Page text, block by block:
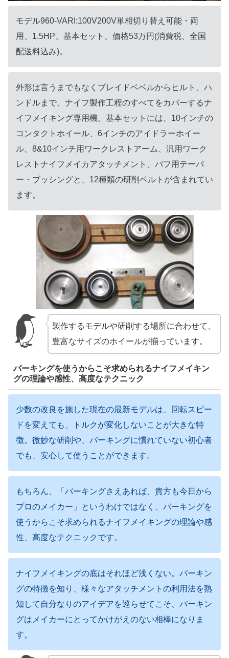
モデル960-VARI:100V200V単相切り替え可能・両
用、1.5HP、基本セット、価格53万円(消費税、全国
配送料込み)。
外形は言うまでもなくブレイドベベルからヒルト、ハ
ンドルまで、ナイフ製作工程のすべてをカバーするナ
イフメイキング専用機。基本セットには、10インチの
コンタクトホイール、6インチのアイドラーホイー
ル、8&10インチ用ワークレストアーム、汎用ワーク
レストナイフメイカアタッチメント、バフ用テーパ
ー・ブッシングと、12種類の研削ベルトが含まれてい
ます。
製作するモデルや研削する場所に合わせて、
豊富なサイズのホイールが揃っています。
バーキングを使うからこそ求められるナイフメイキン
グの理論や感性、高度なテクニック
少数の改良を施した現在の最新モデルは、回転スピー
ドを変えても、トルクが変化しないことが大きな特
徴。微妙な研削や、バーキングに慣れていない初心者
でも、安心して使うことができます。
もちろん、「バーキングさえあれば、貴方も今日から
プロのメイカー」というわけではなく、バーキングを
使うからこそ求められるナイフメイキングの理論や感
性、高度なテクニックです。
ナイフメイキングの底はそれほど浅くない。バーキン
グの特徴を知り、様々なアタッチメントの利用法を熟
知して自分なりのアイデアを巡らせてこそ、バーキン
グはメイカーにとってかけがえのない相棒になりま
す。